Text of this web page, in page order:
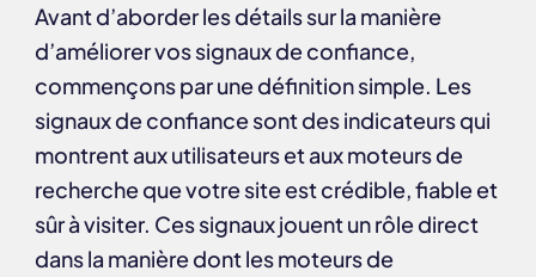
Avant d’aborder les détails sur la manière
d’améliorer vos signaux de confiance,
commençons par une définition simple. Les
signaux de confiance sont des indicateurs qui
montrent aux utilisateurs et aux moteurs de
recherche que votre site est crédible, fiable et
sûr à visiter. Ces signaux jouent un rôle direct
dans la manière dont les moteurs de